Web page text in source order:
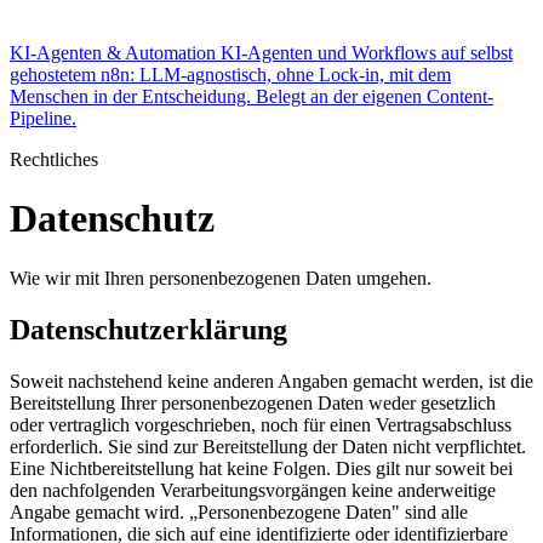
KI-Agenten & Automation KI-Agenten und Workflows auf selbst
gehostetem n8n: LLM-agnostisch, ohne Lock-in, mit dem
Menschen in der Entscheidung. Belegt an der eigenen Content-
Pipeline.
Rechtliches
Datenschutz
Wie wir mit Ihren personenbezogenen Daten umgehen.
Datenschutzerklärung
Soweit nachstehend keine anderen Angaben gemacht werden, ist die
Bereitstellung Ihrer personenbezogenen Daten weder gesetzlich
oder vertraglich vorgeschrieben, noch für einen Vertragsabschluss
erforderlich. Sie sind zur Bereitstellung der Daten nicht verpflichtet.
Eine Nichtbereitstellung hat keine Folgen. Dies gilt nur soweit bei
den nachfolgenden Verarbeitungsvorgängen keine anderweitige
Angabe gemacht wird. „Personenbezogene Daten" sind alle
Informationen, die sich auf eine identifizierte oder identifizierbare